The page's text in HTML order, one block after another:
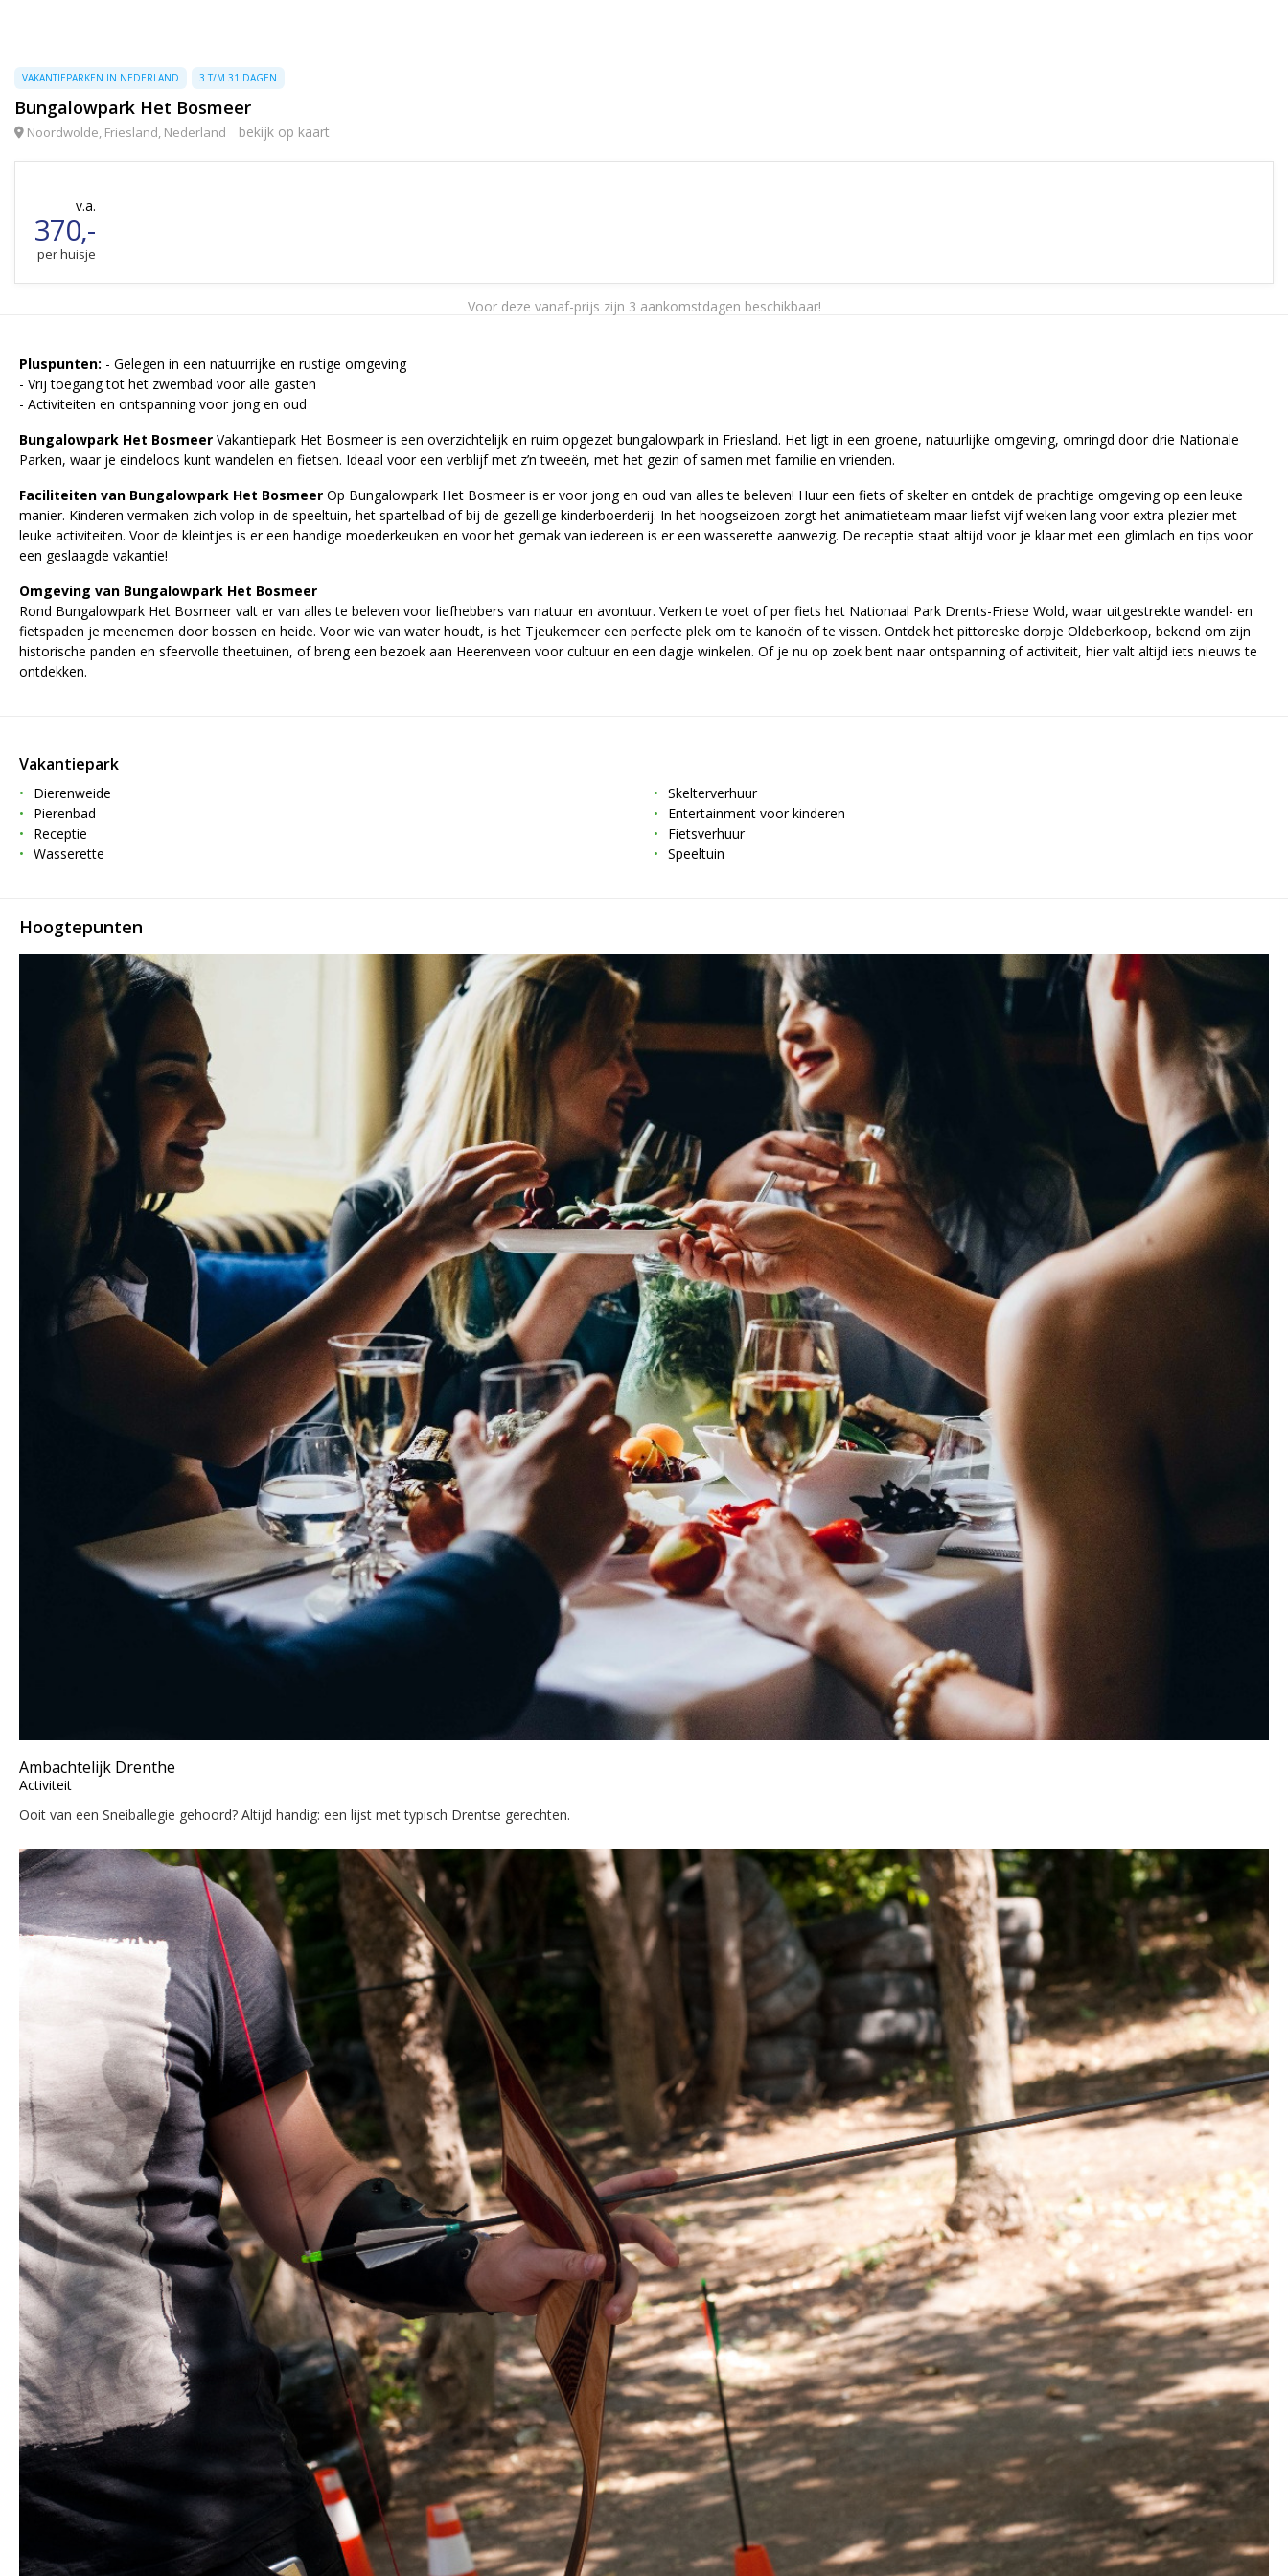
VAKANTIEPARKEN IN NEDERLAND 3 T/M 31 DAGEN
Bungalowpark Het Bosmeer
Noordwolde, Friesland, Nederland bekijk op kaart
v.a.
370,-
per huisje
Voor deze vanaf-prijs zijn 3 aankomstdagen beschikbaar!
Pluspunten: - Gelegen in een natuurrijke en rustige omgeving
- Vrij toegang tot het zwembad voor alle gasten
- Activiteiten en ontspanning voor jong en oud
Bungalowpark Het Bosmeer Vakantiepark Het Bosmeer is een overzichtelijk en ruim opgezet bungalowpark in Friesland. Het ligt in een groene, natuurlijke omgeving, omringd door drie Nationale
Parken, waar je eindeloos kunt wandelen en fietsen. Ideaal voor een verblijf met z’n tweeën, met het gezin of samen met familie en vrienden.
Faciliteiten van Bungalowpark Het Bosmeer Op Bungalowpark Het Bosmeer is er voor jong en oud van alles te beleven! Huur een fiets of skelter en ontdek de prachtige omgeving op een leuke
manier. Kinderen vermaken zich volop in de speeltuin, het spartelbad of bij de gezellige kinderboerderij. In het hoogseizoen zorgt het animatieteam maar liefst vijf weken lang voor extra plezier met
leuke activiteiten. Voor de kleintjes is er een handige moederkeuken en voor het gemak van iedereen is er een wasserette aanwezig. De receptie staat altijd voor je klaar met een glimlach en tips voor
een geslaagde vakantie!
Omgeving van Bungalowpark Het Bosmeer
Rond Bungalowpark Het Bosmeer valt er van alles te beleven voor liefhebbers van natuur en avontuur. Verken te voet of per fiets het Nationaal Park Drents-Friese Wold, waar uitgestrekte wandel- en
fietspaden je meenemen door bossen en heide. Voor wie van water houdt, is het Tjeukemeer een perfecte plek om te kanoën of te vissen. Ontdek het pittoreske dorpje Oldeberkoop, bekend om zijn
historische panden en sfeervolle theetuinen, of breng een bezoek aan Heerenveen voor cultuur en een dagje winkelen. Of je nu op zoek bent naar ontspanning of activiteit, hier valt altijd iets nieuws te
ontdekken.
Vakantiepark
Dierenweide
Skelterverhuur
Pierenbad
Entertainment voor kinderen
Receptie
Fietsverhuur
Wasserette
Speeltuin
Hoogtepunten
Ambachtelijk Drenthe
Activiteit
Ooit van een Sneiballegie gehoord? Altijd handig: een lijst met typisch Drentse gerechten.